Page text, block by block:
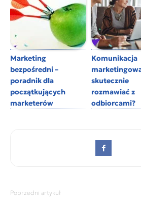
Marketing
bezpośredni –
poradnik dla
początkujących
marketerów
Komunikacja
skutecznie
rozmawiać z
odbiorcami?
Poprzedni artykuł